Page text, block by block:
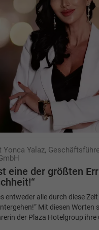
Yalaz,
eine der größten
entweder alle durch diese
Mit diesen Worten
der Plaza Hotelgroup